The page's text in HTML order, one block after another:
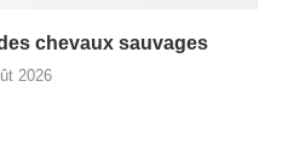
chevaux sauvages
2026